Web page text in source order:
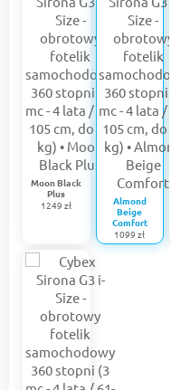
Moon Black
Plus
1249 zł
Almond
Beige
Comfort
1099 zł